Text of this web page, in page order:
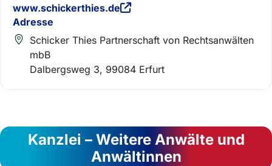
www.schickerthies.de
Adresse
Schicker Thies Partnerschaft von Rechtsanwälten
mbB
Dalbergsweg 3, 99084 Erfurt
Kanzlei – Weitere Anwälte und
Anwältinnen